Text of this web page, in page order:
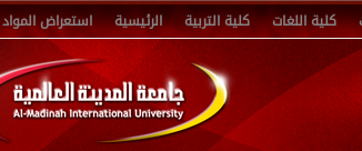
استعراض المواد الرئيسية كلية التربية كلية اللغات